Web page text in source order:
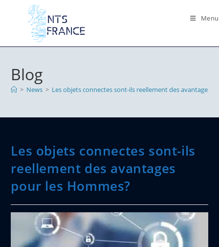
Menu
Blog
> News > Les objets connectes sont-ils reellement des avantages
Les objets connectes sont-ils
reellement des avantages
pour les Hommes?